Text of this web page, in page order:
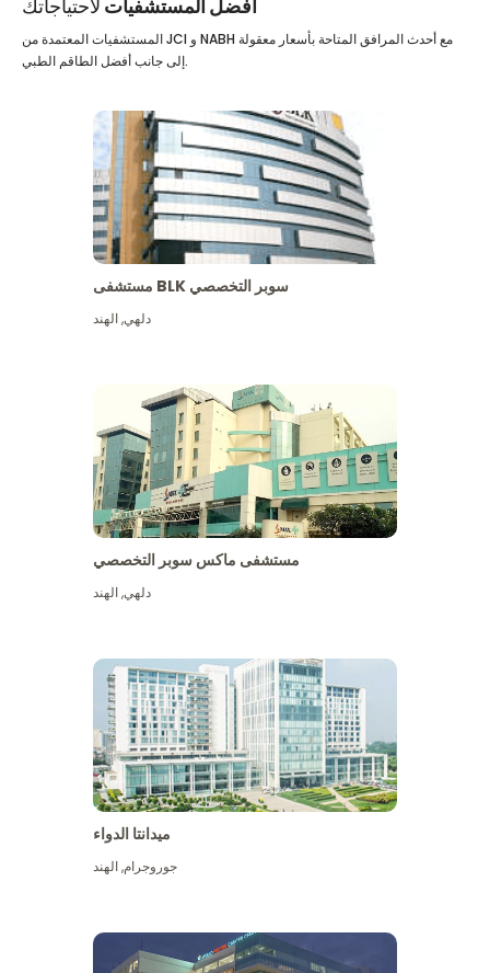
أفضل المستشفيات لاحتياجاتك
المستشفيات المعتمدة من JCI و NABH مع أحدث المرافق المتاحة بأسعار معقولة
إلى جانب أفضل الطاقم الطبي.
مستشفى BLK سوبر التخصصي
دلهي,الهند
مستشفى ماكس سوبر التخصصي
دلهي,الهند
ميدانتا الدواء
جوروجرام,الهند